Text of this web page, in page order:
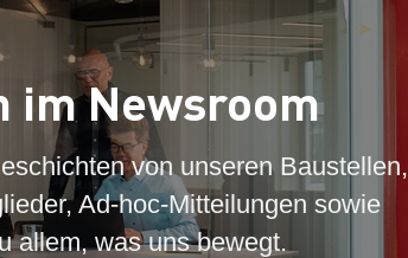
im Newsroom
von unseren Baustellen,
Ad-hoc-Mitteilungen sowie
allem, was uns bewegt.